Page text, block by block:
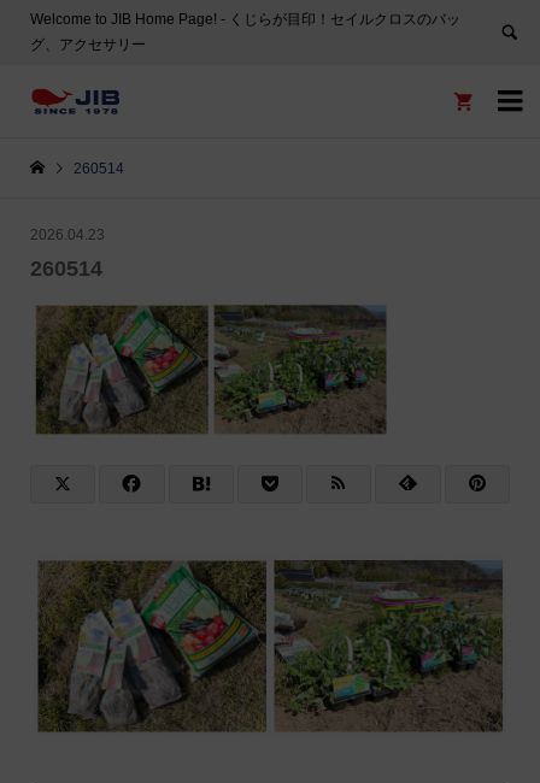
Welcome to JIB Home Page! ‐ くじらが目印！セイルクロスのバッ
グ、アクセサリー


260514
2026.04.23
260514